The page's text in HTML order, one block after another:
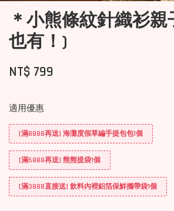
＊小熊條紋針織衫
也有！)
NT$ 799
適用優惠
[滿8888再送] 海灘度假草編手提包包1個
[滿5888再送] 熊熊提袋1個
[滿3888直接送] 飲料內裡鋁箔保鮮攜帶袋1個